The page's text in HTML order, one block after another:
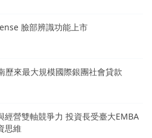
臉部辨識功能上市
歷來最大規模國際銀團社會貸款
經營雙軸競爭力 投資長受臺大EMBA
思維